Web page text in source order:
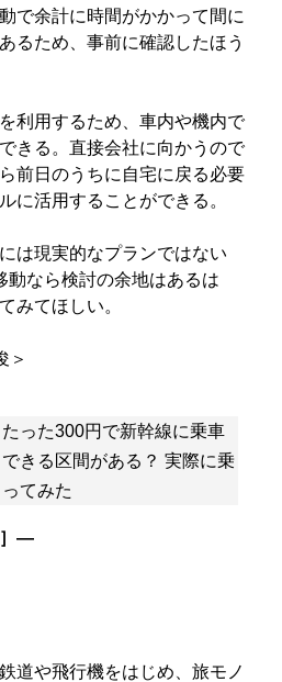
で余計に時間がかかって間に
るため、事前に確認したほう
利用するため、車内や機内で
きる。直接会社に向かうので
前日のうちに自宅に戻る必要
に活用することができる。
は現実的なプランではない
動なら検討の余地はあるは
みてほしい。
たった300円で新幹線に乗車
できる区間がある？ 実際に乗
ってみた
］―
道や飛行機をはじめ、旅モノ